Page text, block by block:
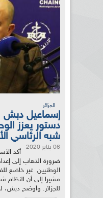
الجزائر
إسماعيل دبش
دستور يعزز
شبه الرئاسي
06 يناير 2020
أكد
ضرورة الذهاب إلى
الوطنيين غير خاضع
مشيرا إلى أن النظام
للجزائر. وأوضح دبش،